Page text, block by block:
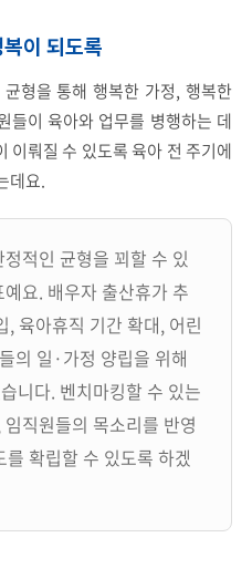
이 되도록
형을 통해 행복한 가정, 행복한
들이 육아와 업무를 병행하는 데
이뤄질 수 있도록 육아 전 주기에
데요.
적인 균형을 꾀할 수 있
요. 배우자 출산휴가 추
, 육아휴직 기간 확대, 어린
의 일·가정 양립을 위해
니다. 벤치마킹할 수 있는
직원들의 목소리를 반영
확립할 수 있도록 하겠